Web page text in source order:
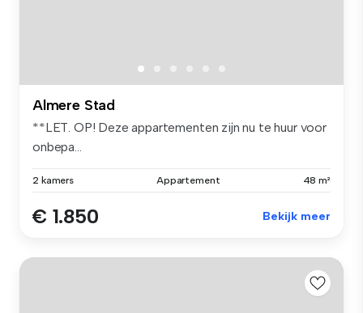
Almere Stad
**LET. OP! Deze appartementen zijn nu te huur voor
onbepa...
2 kamers Appartement 48 m²
€ 1.850 Bekijk meer